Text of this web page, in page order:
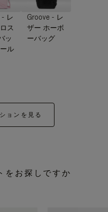
レ
ス
ッ
ル
Groove - レ
ザー ホーボ
ーバッグ
ョンを見る
をお探しですか